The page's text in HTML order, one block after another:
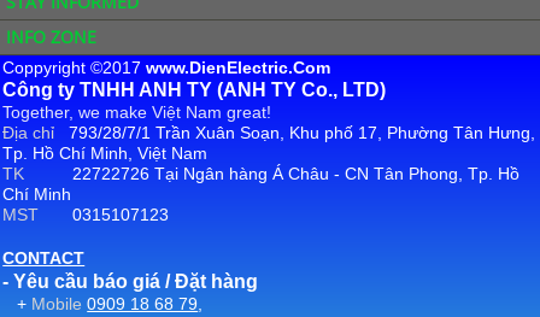
INFO ZONE
Coppyright ©2017www.DienElectric.Com
Công ty TNHH ANH TY (ANH TY Co., LTD)
Together, we make Việt Nam great!
Địa chỉ793/28/7/1 Trần Xuân Soạn, Khu phố 17, Phường Tân Hưng,
Tp. Hồ Chí Minh, Việt Nam
TK22722726 Tại Ngân hàng Á Châu - CN Tân Phong, Tp. Hồ
Chí Minh
MST0315107123
CONTACT
- Yêu cầu báo giá / Đặt hàng
+ Mobile 0909 18 68 79,